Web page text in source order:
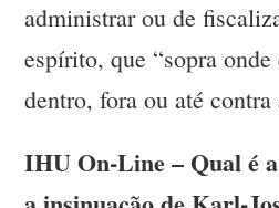
administrar ou de
espírito, que “sopra
dentro, fora ou até
IHU On-Line – Qual é